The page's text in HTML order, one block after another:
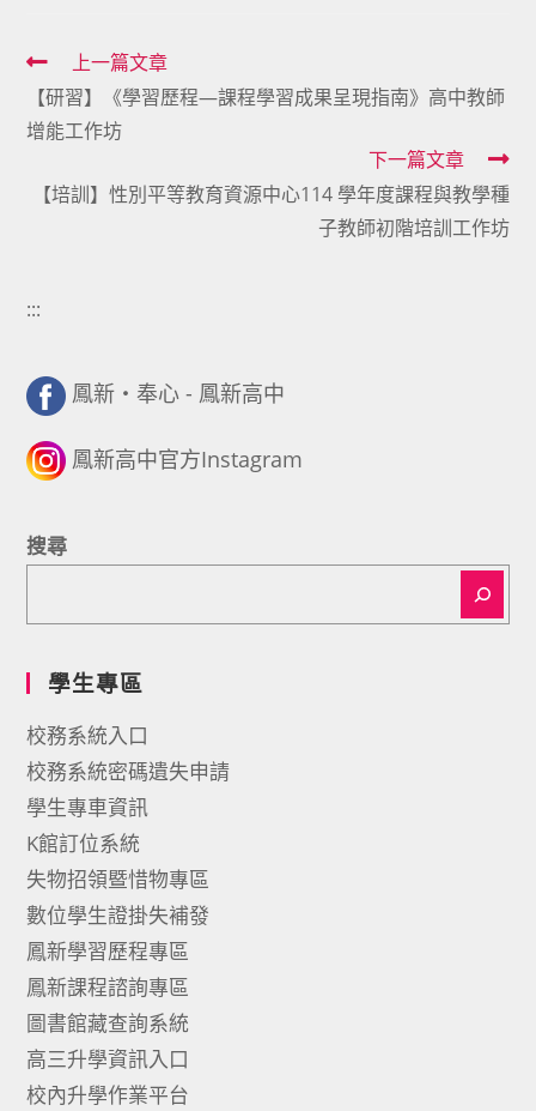
Read
more
articles
上一篇文章
【研習】《學習歷程—課程學習成果呈現指南》高中教師
增能工作坊
下一篇文章
【培訓】性別平等教育資源中心114 學年度課程與教學種
子教師初階培訓工作坊
:::
鳳新・奉心 - 鳳新高中
鳳新高中官方Instagram
搜尋
學生專區
校務系統入口
校務系統密碼遺失申請
學生專車資訊
K館訂位系統
失物招領暨惜物專區
數位學生證掛失補發
鳳新學習歷程專區
鳳新課程諮詢專區
圖書館藏查詢系統
高三升學資訊入口
校內升學作業平台